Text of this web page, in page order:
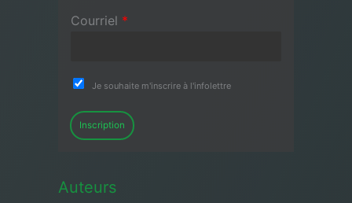
Courriel *
Je souhaite m'inscrire à l'infolettre
Inscription
Auteurs